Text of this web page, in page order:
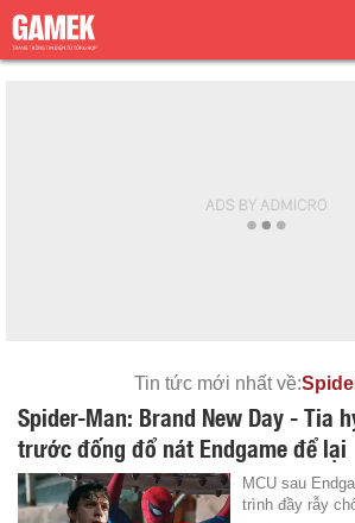
Tin tức mới nhất về:
Spider-Man: Brand New Day - Tia
trước đống đổ nát Endgame để lại
MCU sau
trình đầy rẫy